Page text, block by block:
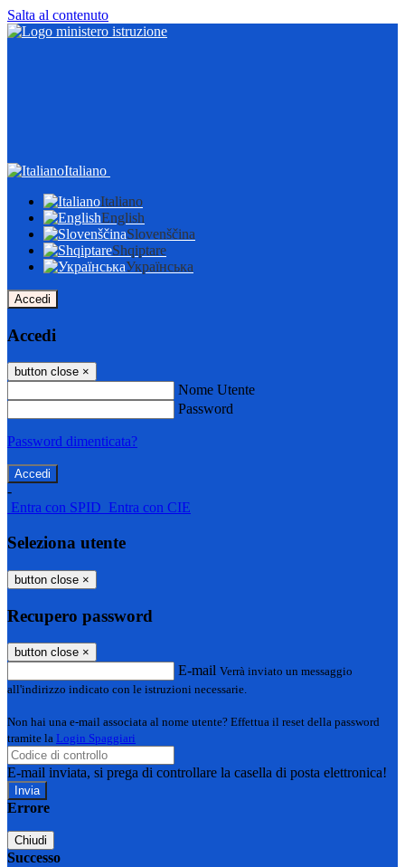
Salta al contenuto
Italiano
Italiano
English
Slovenščina
Shqiptare
Українська
Accedi
Accedi
button close ×
Nome Utente
Password
Password dimenticata?
-
Entra con SPID Entra con CIE
Seleziona utente
button close ×
Recupero password
button close ×
E-mail Verrà inviato un messaggio
all'indirizzo indicato con le istruzioni necessarie.
Non hai una e-mail associata al nome utente? Effettua il reset della password
tramite la Login Spaggiari
E-mail inviata, si prega di controllare la casella di posta elettronica!
Errore
Chiudi
Successo